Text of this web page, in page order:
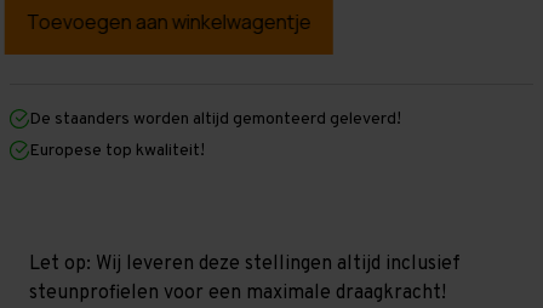
Grootvakstelling
mm
mm
x
1.000
niveaus
GALVA
Grootvakstelling
mm
mm
1.000
niveaus
GALVA
De staanders worden altijd gemonteerd geleverd!
Europese top kwaliteit!
Let op: Wij leveren deze stellingen altijd inclusief
steunprofielen voor een maximale draagkracht!